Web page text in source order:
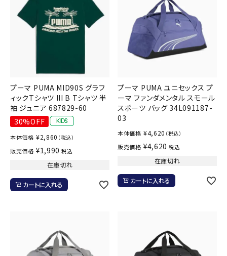
プーマ PUMA MID90S グラフ
ィックTシャツ III B Tシャツ 半
袖 ジュニア 687829-60
30%OFF
本体価格 ¥2,860 （税込）
販売価格 ¥1,990 税込
在庫切れ
カートに入れる
プーマ PUMA ユニセックス プ
ーマ ファンダメンタル スモール
スポーツ バッグ 34L091187-
03
本体価格 ¥4,620 （税込）
販売価格 ¥4,620 税込
在庫切れ
カートに入れる